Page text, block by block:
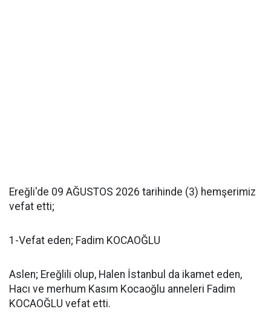
Ereğli'de 09 AĞUSTOS 2026 tarihinde (3) hemşerimiz
vefat etti;
1-Vefat eden; Fadim KOCAOĞLU
Aslen; Ereğlili olup, Halen İstanbul da ikamet eden,
Hacı ve merhum Kasım Kocaoğlu anneleri Fadim
KOCAOĞLU vefat etti.